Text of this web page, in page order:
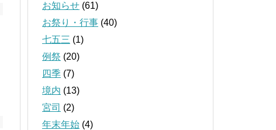
お知らせ (61)
お祭り・行事 (40)
七五三 (1)
例祭 (20)
四季 (7)
境内 (13)
宮司 (2)
年末年始 (4)